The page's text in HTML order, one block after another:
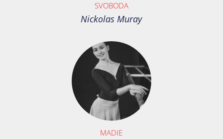
SVOBODA
Nickolas Muray
MADIE